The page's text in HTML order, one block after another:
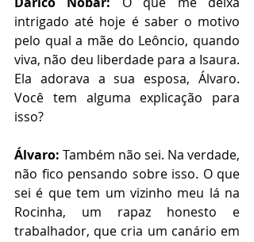
intrigado até hoje é saber o motivo
pelo qual a mãe do Leôncio, quando
viva, não deu liberdade para a Isaura.
Ela adorava a sua esposa, Álvaro.
Você tem alguma explicação para
isso?
Álvaro: Também não sei. Na verdade,
não fico pensando sobre isso. O que
sei é que tem um vizinho meu lá na
Rocinha, um rapaz honesto e
trabalhador, que cria um canário em